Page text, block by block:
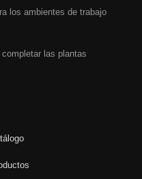
los ambientes de trabajo
las plantas